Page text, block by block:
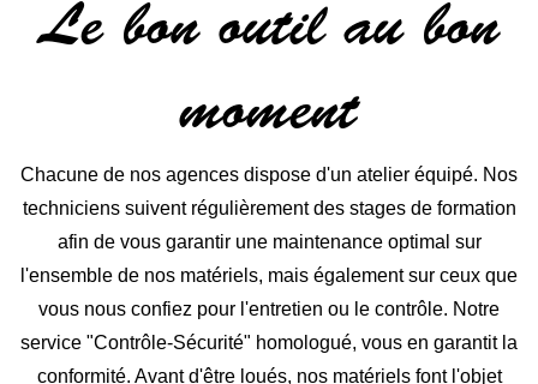
Le bon outil au bon
moment
Chacune de nos agences dispose d'un atelier équipé. Nos
techniciens suivent régulièrement des stages de formation
afin de vous garantir une maintenance optimal sur
l'ensemble de nos matériels, mais également sur ceux que
vous nous confiez pour l'entretien ou le contrôle. Notre
service "Contrôle-Sécurité" homologué, vous en garantit la
conformité. Avant d'être loués, nos matériels font l'objet